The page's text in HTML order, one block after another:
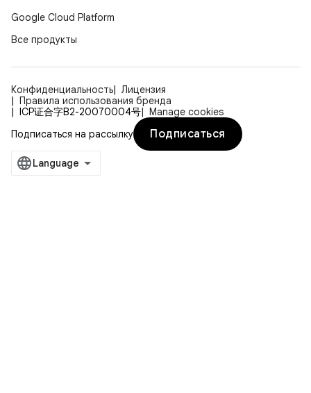
Google Cloud Platform
Все продукты
Конфиденциальность
Лицензия
Правила использования бренда
ICP证合字B2-20070004号
Manage cookies
Подписаться на рассылку
Подписаться